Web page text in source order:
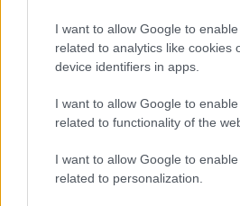
I want to allow Google to
related to analytics like cookies
device identifiers in apps.
I want to allow Google to
related to functionality of the
I want to allow Google to
related to personalization.
ΔΙΕΘΝΗ
Πένθος για τον Λιονέλ Μέσι: